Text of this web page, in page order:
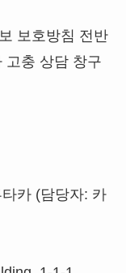
보호방침 전반
고충 상담 창구
카 (담당자: 카